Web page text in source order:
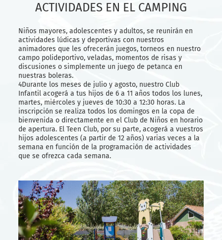
ACTIVIDADES EN EL CAMPING
Niños mayores, adolescentes y adultos, se reunirán en
actividades lúdicas y deportivas con nuestros
animadores que les ofrecerán juegos, torneos en nuestro
campo polideportivo, veladas, momentos de risas y
discusiones o simplemente un juego de petanca en
nuestras boleras.
4Durante los meses de julio y agosto, nuestro Club
Infantil acogerá a tus hijos de 6 a 11 años todos los lunes,
martes, miércoles y jueves de 10:30 a 12:30 horas. La
inscripción se realiza todos los domingos en la copa de
bienvenida o directamente en el Club de Niños en horario
de apertura. El Teen Club, por su parte, acogerá a vuestros
hijos adolescentes (a partir de 12 años) varias veces a la
semana en función de la programación de actividades
que se ofrezca cada semana.